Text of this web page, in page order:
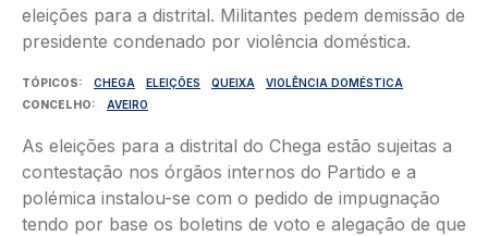
TÓPICOS CHEGA ELEIÇÕES QUEIXA
VIOLÊNCIA DOMÉSTICA
CONCELHO
AVEIRO
As eleições para a distrital do Chega estão sujeitas a
contestação nos órgãos internos do Partido e a
polémica instalou-se com o pedido de impugnação
tendo por base os boletins de voto e alegação de que